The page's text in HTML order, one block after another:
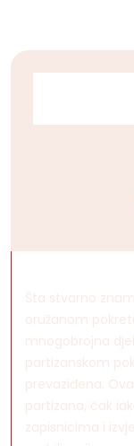
Šta stvarno
oružanom
mnogobrojna
partizanskom
prevaziđena.
partizana, čak
zapisnicima i